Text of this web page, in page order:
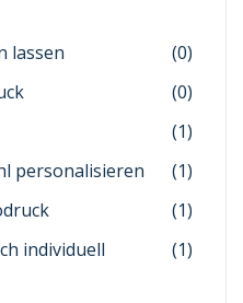
lassen
(0)
(0)
(1)
personalisieren
(1)
(1)
individuell
(1)